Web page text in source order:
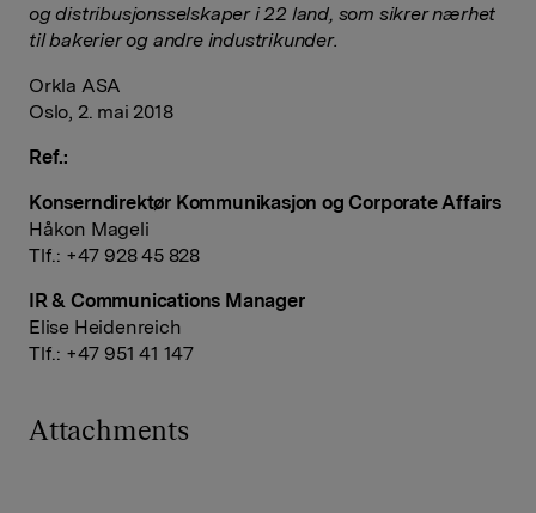
og distribusjonsselskaper i 22 land, som sikrer nærhet
til bakerier og andre industrikunder.
Orkla ASA
Oslo, 2. mai 2018
Ref.:
Konserndirektør Kommunikasjon og Corporate Affairs
Håkon Mageli
Tlf.: +47 928 45 828
IR & Communications Manager
Elise Heidenreich
Tlf.: +47 951 41 147
Attachments